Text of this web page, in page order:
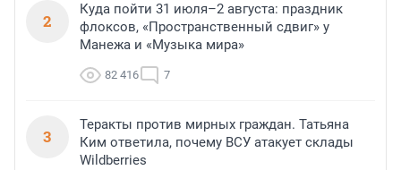
2
Куда пойти 31 июля–2 августа: праздник
флоксов, «Пространственный сдвиг» у
Манежа и «Музыка мира»
82 416 7
3
Теракты против мирных граждан. Татьяна
Ким ответила, почему ВСУ атакует склады
Wildberries